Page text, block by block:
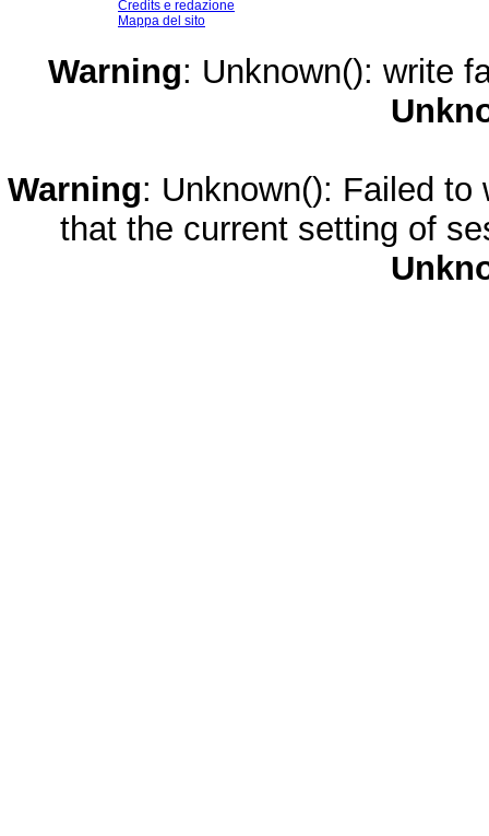
Credits e redazione
Mappa del sito
Warning: Unknown(): write
Warning: Unknown(): Failed
that the current setting of